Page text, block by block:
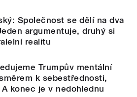
Společnost se dělí na dva
argumentuje, druhý si
realitu
Trumpův mentální
k sebestřednosti,
konec je v nedohlednu